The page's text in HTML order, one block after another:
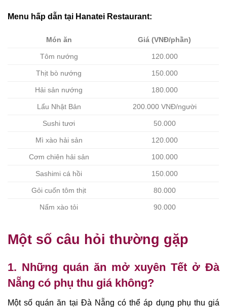
Menu hấp dẫn tại Hanatei Restaurant:
Món ăn Giá (VNĐ/phần)
Tôm nướng 120.000
Thịt bò nướng 150.000
Hải sản nướng 180.000
Lẩu Nhật Bản 200.000 VNĐ/người
Sushi tươi 50.000
Mì xào hải sản 120.000
Cơm chiên hải sản 100.000
Sashimi cá hồi 150.000
Gỏi cuốn tôm thịt 80.000
Nấm xào tỏi 90.000
Một số câu hỏi thường gặp
1. Những quán ăn mở xuyên Tết ở Đà
Nẵng có phụ thu giá không?
Một số quán ăn tại Đà Nẵng có thể áp dụng phụ thu giá